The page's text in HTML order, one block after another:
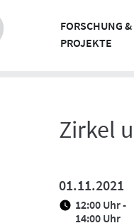
FORSCHUNG &
PROJEKTE
Zirkel
01.11.2021
12:00 Uhr -
14:00 Uhr